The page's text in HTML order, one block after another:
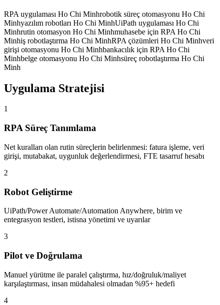
RPA uygulaması Ho Chi Minhrobotik süreç otomasyonu Ho Chi
Minhyazılım robotları Ho Chi MinhUiPath uygulaması Ho Chi
Minhrutin otomasyon Ho Chi Minhmuhasebe için RPA Ho Chi
Minhiş robotlaştırma Ho Chi MinhRPA çözümleri Ho Chi Minhveri
girişi otomasyonu Ho Chi Minhbankacılık için RPA Ho Chi
Minhbelge otomasyonu Ho Chi Minhsüreç robotlaştırma Ho Chi
Minh
Uygulama Stratejisi
1
RPA Süreç Tanımlama
Net kuralları olan rutin süreçlerin belirlenmesi: fatura işleme, veri
girişi, mutabakat, uygunluk değerlendirmesi, FTE tasarruf hesabı
2
Robot Geliştirme
UiPath/Power Automate/Automation Anywhere, birim ve
entegrasyon testleri, istisna yönetimi ve uyarılar
3
Pilot ve Doğrulama
Manuel yürütme ile paralel çalıştırma, hız/doğruluk/maliyet
karşılaştırması, insan müdahalesi olmadan %95+ hedefi
4